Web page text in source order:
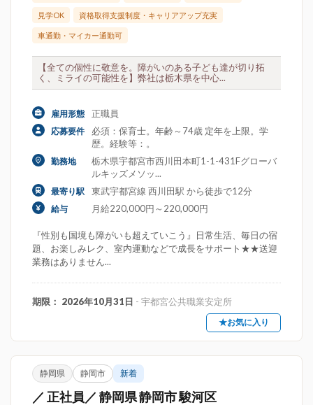
見学OK 資格取得支援制度・キャリアアップ充実
車通勤・マイカー通勤可
【全ての個性に敬意を。障がいのある子ども達が切り拓
く、ミライの可能性を】弊社は栃木県を中心...
雇用形態 正職員
応募要件
必須：保育士。年齢～74歳 定年を上限。学
歴。経験等：。
勤務地
栃木県宇都宮市西川田本町1-1-431Fグローバ
ルキッズメソッ...
最寄り駅 東武宇都宮線 西川田駅 から徒歩で12分
給与 月給220,000円～220,000円
『性別も国境も障がいも超えていこう』日常生活、毎日の宿
題、お楽しみレク、室内運動などで成長をサポート★★送迎
業務はありません...
期限： 2026年10月31日 - 宇都宮公共職業安定所
★お気に入り
静岡県 静岡市 新着
／ 正社員／ 静岡県 静岡市 駿河区